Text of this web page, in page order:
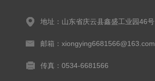
地址：山东省庆云县鑫盛工业园46号
邮箱：xiongying6681566@163.com
传真：0534-6681566